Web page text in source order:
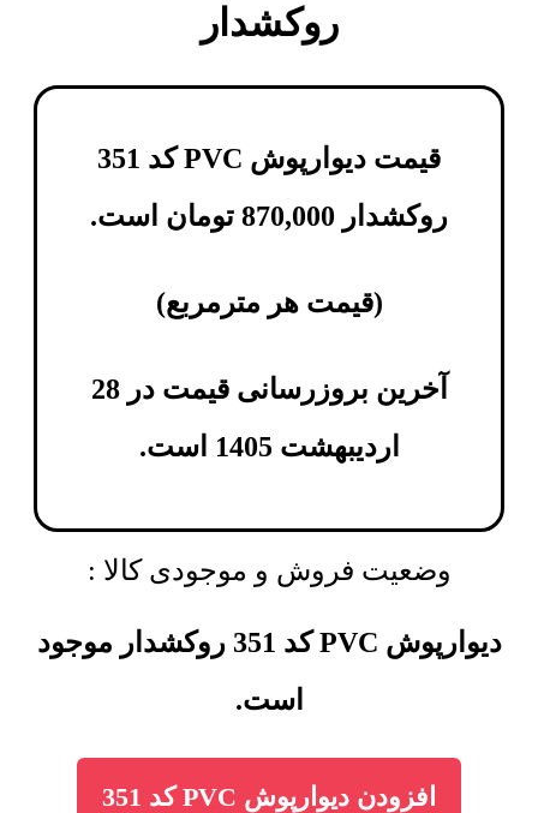
روکشدار
قیمت دیوارپوش PVC کد 351
روکشدار 870,000 تومان است.
(قیمت هر مترمربع)
آخرین بروزرسانی قیمت در 28
اردیبهشت 1405 است.
وضعیت فروش و موجودی کالا :
دیوارپوش PVC کد 351 روکشدار موجود
است.
افزودن دیوارپوش PVC کد 351